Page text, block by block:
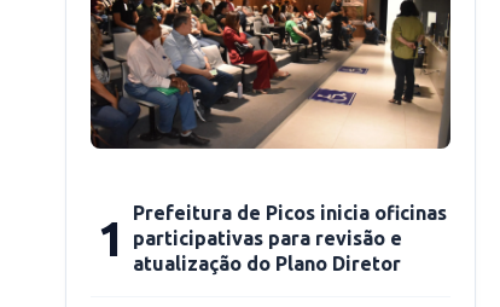
1
Prefeitura de Picos inicia oficinas
participativas para revisão e
atualização do Plano Diretor